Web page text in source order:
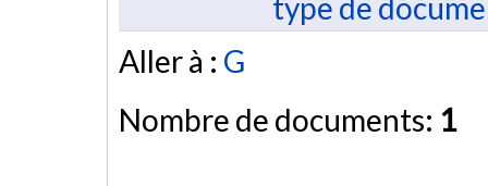
Aller à : G
Nombre de documents: 1